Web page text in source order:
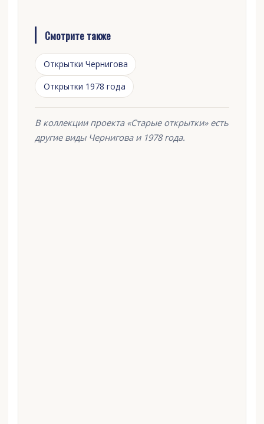
Смотрите также
Открытки Чернигова
Открытки 1978 года
В коллекции проекта «Старые открытки» есть
другие виды Чернигова и 1978 года.